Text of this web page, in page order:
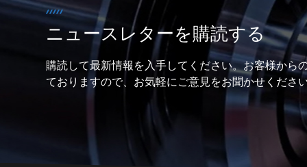
ニュースレターを購読する
購読して最新情報を入手してください。お客様から
ておりますので、お気軽にご意見をお聞かせくださ